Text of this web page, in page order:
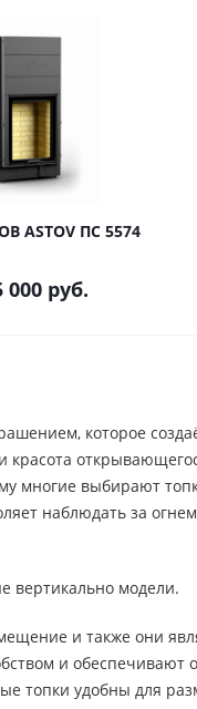
ASTOV ПС 5574
000руб.
которое
многие выбирают
наблюдать за
вертикально модели.
и также они
и обеспечивают
топки удобны для